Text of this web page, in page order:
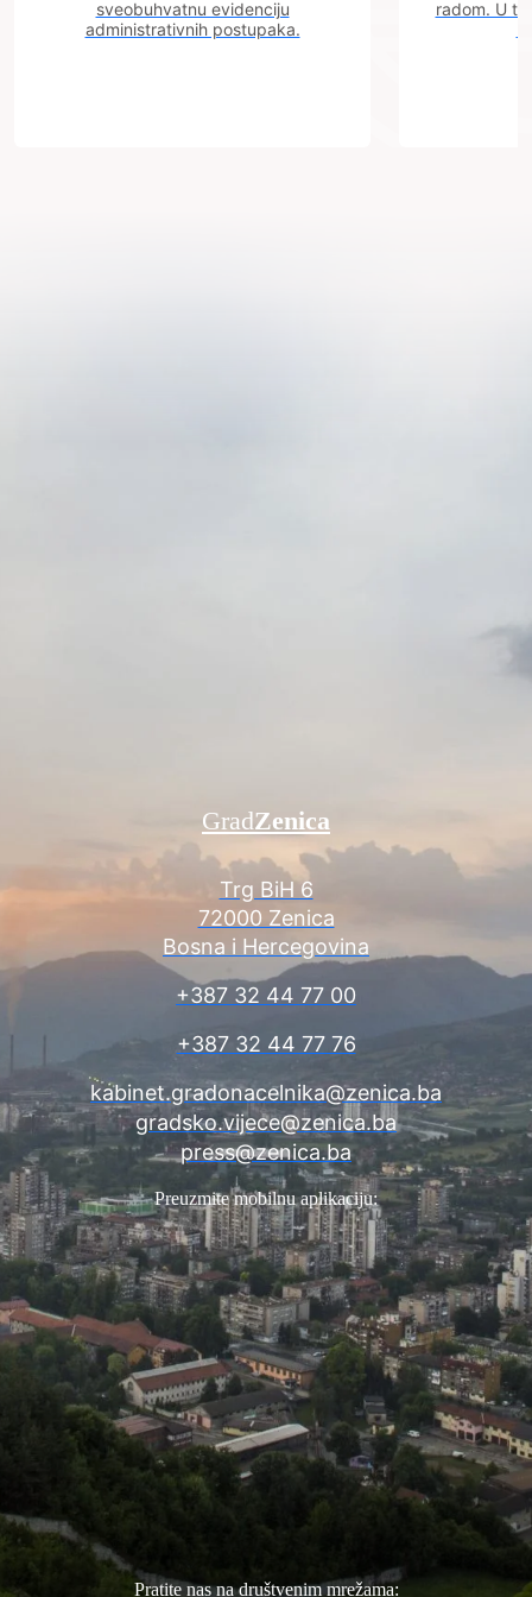
sveobuhvatnu evidenciju
administrativnih postupaka.
radom. U
Trg BiH 6
72000 Zenica
Bosna i Hercegovina
+387 32 44 77 00
+387 32 44 77 76
kabinet.gradonacelnika@zenica.ba
gradsko.vijece@zenica.ba
press@zenica.ba
GradZenica
Preuzmite mobilnu aplikaciju:
Pratite nas na društvenim mrežama: